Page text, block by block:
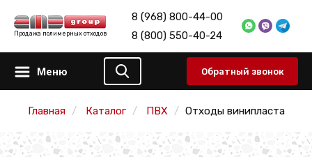
Продажа полимерных отходов
8 (968) 800-44-00
8 (800) 550-40-24
Меню Обратный звонок
Главная Каталог ПВХ Отходы винипласта